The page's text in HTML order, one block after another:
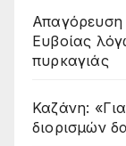
Απαγόρευση
Ευβοίας
πυρκαγιάς
Καζάνη:
διορισμών